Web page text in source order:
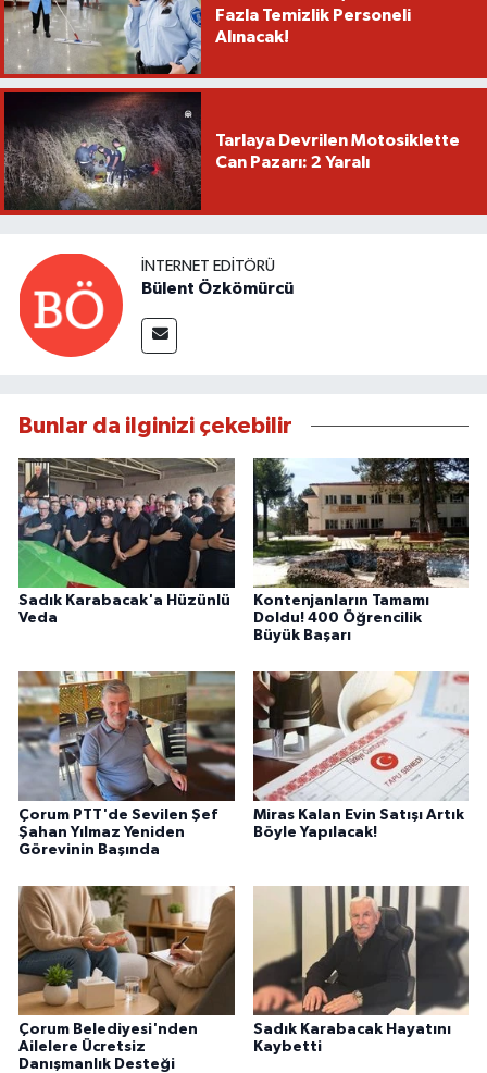
Fazla Temizlik Personeli
Alınacak!
Tarlaya Devrilen Motosiklette
Can Pazarı: 2 Yaralı
İNTERNET EDITÖRÜ
Bülent Özkömürcü
Bunlar da ilginizi çekebilir
Sadık Karabacak'a Hüzünlü
Veda
Kontenjanların Tamamı
Doldu! 400 Öğrencilik
Büyük Başarı
Çorum PTT'de Sevilen Şef
Şahan Yılmaz Yeniden
Görevinin Başında
Miras Kalan Evin Satışı Artık
Böyle Yapılacak!
Çorum Belediyesi'nden
Ailelere Ücretsiz
Danışmanlık Desteği
Sadık Karabacak Hayatını
Kaybetti